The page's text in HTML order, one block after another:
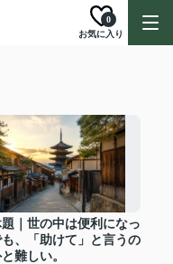
お気に入り
0
題｜世の中は便利になっ
、「助けて」と言うの
難しい。